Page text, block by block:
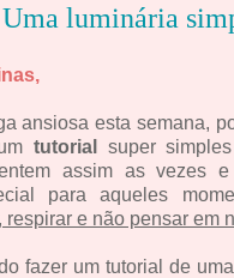
luminária
ansiosa esta semana,
tutorial super
assim as vezes
para aqueles
respirar e não pensar em
fazer um tutorial de